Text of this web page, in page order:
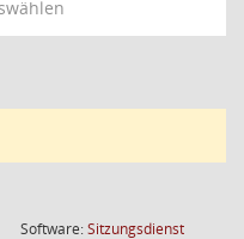
Software:Sitzungsdienst